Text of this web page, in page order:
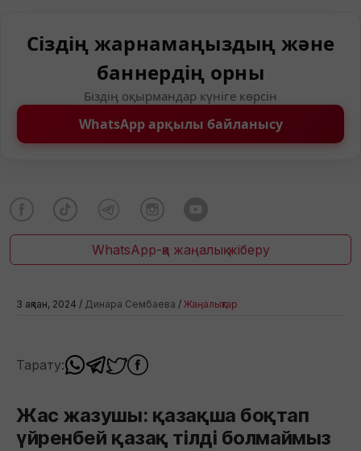
Сіздің жарнамаңыздың және
баннердің орны
Біздің оқырмандар күніге көрсін
WhatsApp арқылы байланысу
WhatsApp-қа жаңалық жіберу
3 ақпан, 2024 / Динара Сембаева / Жаңалықтар
Тарату:
Жас жазушы: қазақша боқтап
үйренбей қазақ тілді болмаймыз